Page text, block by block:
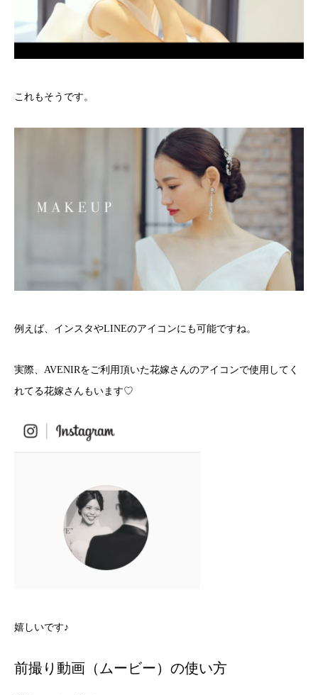
これもそうです。
例えば、インスタやLINEのアイコンにも可能ですね。
実際、AVENIRをご利用頂いた花嫁さんのアイコンで使用してく
れてる花嫁さんもいます♡
嬉しいです♪
前撮り動画（ムービー）の使い方